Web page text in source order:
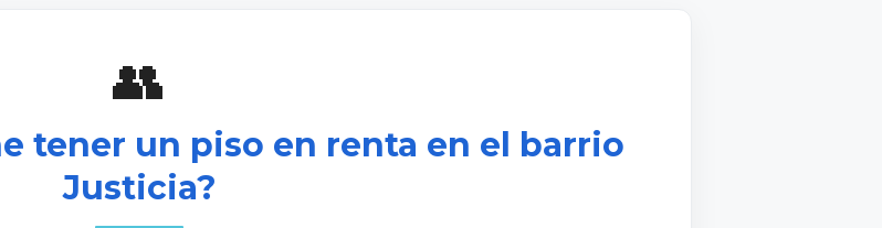
👥
tener un piso en renta en el barrio
Justicia?